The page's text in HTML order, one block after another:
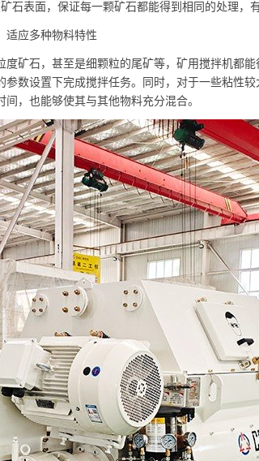
石表面，保证每一颗矿石都能得到相同的处理，
适应多种物料特性
矿石，甚至是细颗粒的尾矿等，矿用搅拌机都
数设置下完成搅拌任务。同时，对于一些粘性
间，也能够使其与其他物料充分混合。